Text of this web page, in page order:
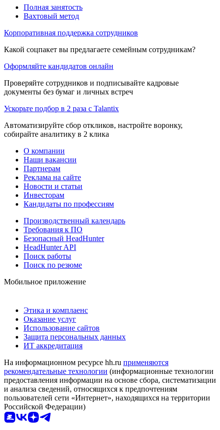
Полная занятость
Вахтовый метод
Корпоративная поддержка сотрудников
Какой соцпакет вы предлагаете семейным сотрудникам?
Оформляйте кандидатов онлайн
Проверяйте сотрудников и подписывайте кадровые
документы без бумаг и личных встреч
Ускорьте подбор в 2 раза с Talantix
Автоматизируйте сбор откликов, настройте воронку,
собирайте аналитику в 2 клика
О компании
Наши вакансии
Партнерам
Реклама на сайте
Новости и статьи
Инвесторам
Кандидаты по профессиям
Производственный календарь
Требования к ПО
Безопасный HeadHunter
HeadHunter API
Поиск работы
Поиск по резюме
Мобильное приложение
Этика и комплаенс
Оказание услуг
Использование сайтов
Защита персональных данных
ИТ аккредитация
На информационном ресурсе hh.ru применяются
рекомендательные технологии (информационные технологии
предоставления информации на основе сбора, систематизации
и анализа сведений, относящихся к предпочтениям
пользователей сети «Интернет», находящихся на территории
Российской Федерации)